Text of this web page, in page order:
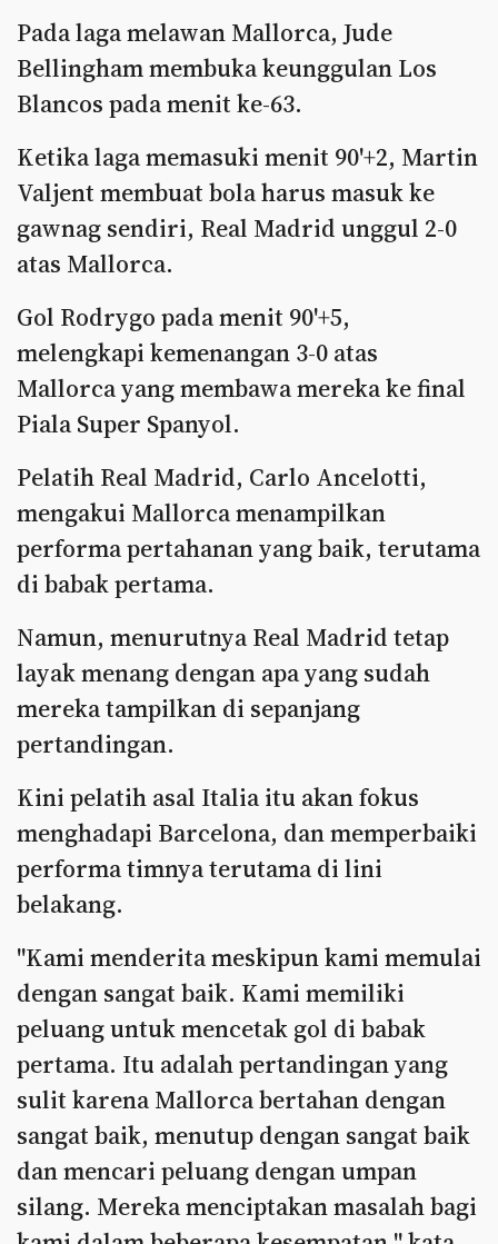
Pada laga melawan Mallorca, Jude
Bellingham membuka keunggulan Los
Blancos pada menit ke-63.
Ketika laga memasuki menit 90'+2, Martin
Valjent membuat bola harus masuk ke
gawnag sendiri, Real Madrid unggul 2-0
atas Mallorca.
Gol Rodrygo pada menit 90'+5,
melengkapi kemenangan 3-0 atas
Mallorca yang membawa mereka ke final
Piala Super Spanyol.
Pelatih Real Madrid, Carlo Ancelotti,
mengakui Mallorca menampilkan
performa pertahanan yang baik, terutama
di babak pertama.
Namun, menurutnya Real Madrid tetap
layak menang dengan apa yang sudah
mereka tampilkan di sepanjang
pertandingan.
Kini pelatih asal Italia itu akan fokus
menghadapi Barcelona, dan memperbaiki
performa timnya terutama di lini
belakang.
"Kami menderita meskipun kami memulai
dengan sangat baik. Kami memiliki
peluang untuk mencetak gol di babak
pertama. Itu adalah pertandingan yang
sulit karena Mallorca bertahan dengan
sangat baik, menutup dengan sangat baik
dan mencari peluang dengan umpan
silang. Mereka menciptakan masalah bagi